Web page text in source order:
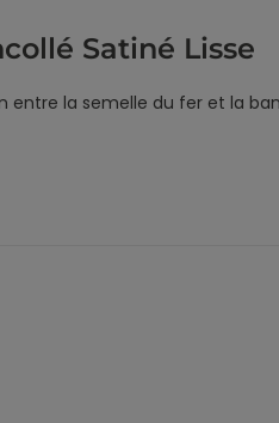
Satiné Lisse
entre la semelle du fer et la